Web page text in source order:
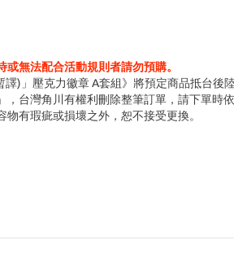
無法配合活動規則者請勿預購。
)」壓克力徽章 A套組》將預定商品抵台後陸
台灣角川有權利刪除整筆訂單，請下單時依
有瑕疵或損壞之外，恕不接受更換。